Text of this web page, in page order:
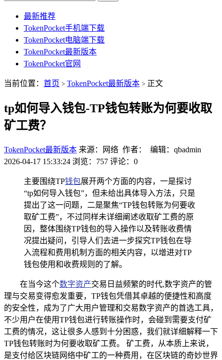
最新推荐
TokenPocket手机端下载
TokenPocket电脑端下载
TokenPocket最新版本
TokenPocket官网
当前位置： 首页 > TokenPocket最新版本 > 正文
tp如何导入钱包-TP钱包转账为何要收取
矿工费？
TokenPocket最新版本 来源：网络 作者： 编辑：qbadmin
2026-04-17 15:33:24 浏览：757 评论：0
主要围绕TP钱包展开两个方面的内容，一是探讨
“tp如何导入钱包”，但未给出具体导入方法，只是
提出了这一问题，二是聚焦“TP钱包转账为何要收
取矿工费”，不过同样未详细阐述收取矿工费的原
因，整体围绕TP钱包的导入操作以及转账收费情
况提出疑问，引导人们去进一步探究TP钱包在导
入流程和费用机制方面的相关内容，以增进对TP
钱包使用和收费规则的了解。
在当今这个数字资产交易日益频繁的时代,数字资产的管
理与交易变得愈发重要，TP钱包凭借其卓越的便捷性和高度
的安全性，成为了广大用户管理和交易数字资产的首选工具，
不少用户在使用TP钱包进行转账操作时，会碰到需要支付矿
工费的情况，这让很多人感到十分困惑，我们就详细解释一下
TP钱包转账时为何要收取矿工费。 矿工费，从本质上来说，
是支付给区块链网络中矿工的一种费用，在区块链的奇妙世界